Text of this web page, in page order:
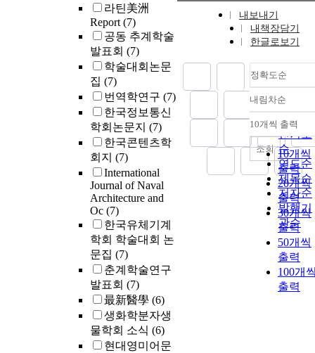
라틴美洲
Report(7)
공동 추계학술
발표회 (7)
학술대회논문
집 (7)
번역학연구 (7)
한국정보통신
학회논문지 (7)
한국콘텐츠학
회지 (7)
International
Journal of Naval
Architecture and
Oc (7)
한국유체기계
학회 학술대회 논
문집 (7)
춘계학술연구
발표회 (7)
最新醫學 (6)
생화학분자생
물학회 소식 (6)
현대영미어문
내보내기
내책장담기
한글로보기
정확도순
정확도
순
인기도
순
연도순
제목순
저자순
발행기
관순
내림차순
내림차
10개씩 출력
10개씩
출력
20개씩
출력
30개씩
출력
50개씩
출력
100개
출력
조회